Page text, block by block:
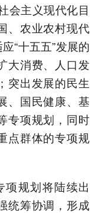
会主义现代化目
、农业农村现代
“十五五”发展的
大消费、人口发
突出发展的民生
、国民健康、基
专项规划，同时
点群体的专项规
规划将陆续出
统筹协调，形成